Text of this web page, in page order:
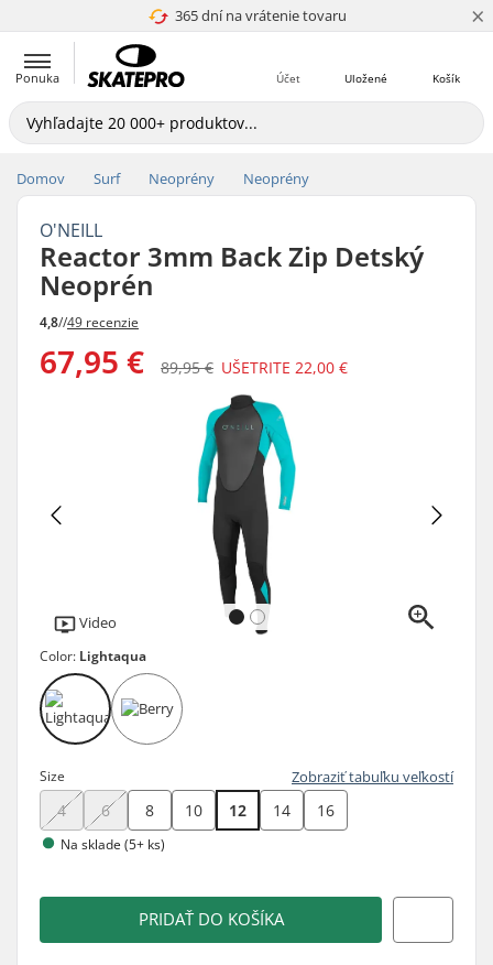
365 dní na vrátenie tovaru
4.8 z 5 ×
Ponuka Košík
Uložené
Účet
Domov Surf Neoprény Neoprény
O'NEILL
Reactor 3mm Back Zip Detský
Neoprén
4,8//49 recenzie
67,95 € 89,95 € UŠETRITE 22,00 €
Video
Color: Lightaqua
Size Zobraziť tabuľku veľkostí
4 6 8 10 12 14 16
Na sklade (5+ ks)
PRIDAŤ DO KOŠÍKA